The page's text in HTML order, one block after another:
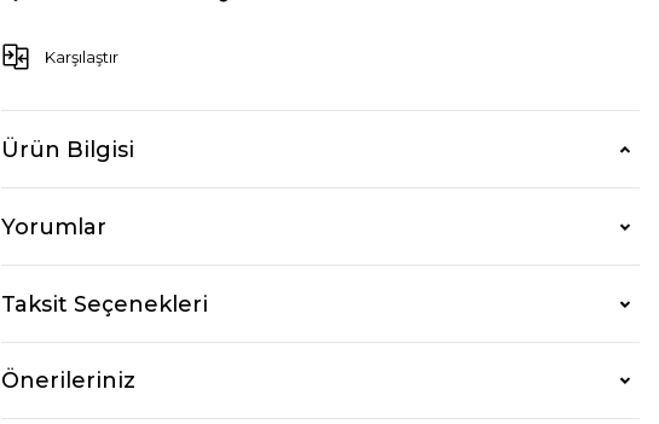
Karşılaştır
Ürün Bilgisi
Yorumlar
Taksit Seçenekleri
Önerileriniz